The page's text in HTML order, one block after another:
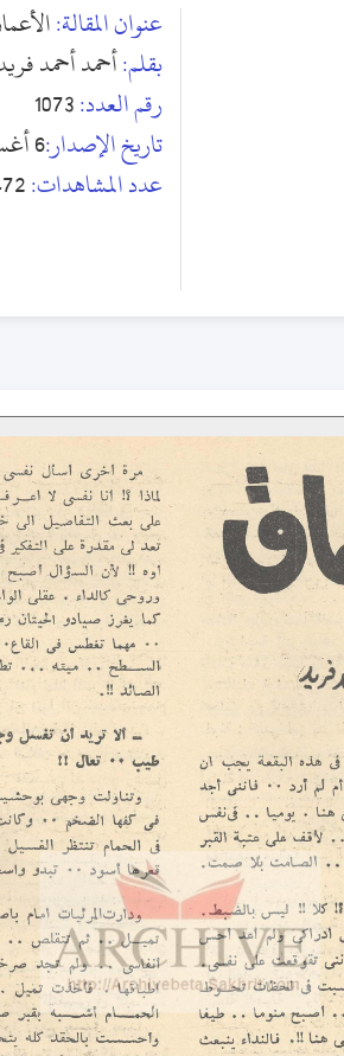
عنوان المقالة:
بقلم:أحمد أحمد
رقم العدد:1073
تاريخ الإصدار:6 أغسطس 1964
عدد المشاهدات: